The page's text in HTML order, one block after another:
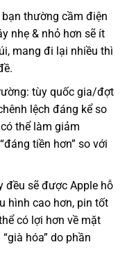
thường cầm điện
nhẹ & nhỏ hơn sẽ ít
mang đi lại nhiều thì
tùy quốc gia/đợt
lệch đáng kể so
thể làm giảm
tiền hơn” so với
đều sẽ được Apple hỗ
hình cao hơn, pin tốt
có lợi hơn về mặt
hóa” do phần